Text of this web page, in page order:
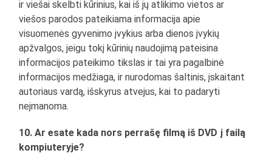
ir viešai skelbti kūrinius, kai iš jų atlikimo vietos ar
viešos parodos pateikiama informacija apie
visuomenės gyvenimo įvykius arba dienos įvykių
apžvalgos, jeigu tokį kūrinių naudojimą pateisina
informacijos pateikimo tikslas ir tai yra pagalbinė
informacijos medžiaga, ir nurodomas šaltinis, įskaitant
autoriaus vardą, išskyrus atvejus, kai to padaryti
neįmanoma.
10. Ar esate kada nors perrašę filmą iš DVD į failą
kompiuteryje?